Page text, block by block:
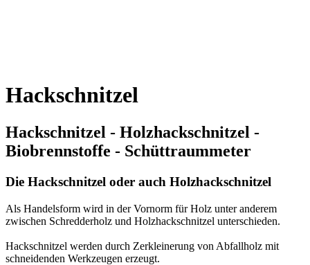
Hackschnitzel
Hackschnitzel - Holzhackschnitzel -
Biobrennstoffe - Schüttraummeter
Die Hackschnitzel oder auch Holzhackschnitzel
Als Handelsform wird in der Vornorm für Holz unter anderem
zwischen Schredderholz und Holzhackschnitzel unterschieden.
Hackschnitzel werden durch Zerkleinerung von Abfallholz mit
schneidenden Werkzeugen erzeugt.